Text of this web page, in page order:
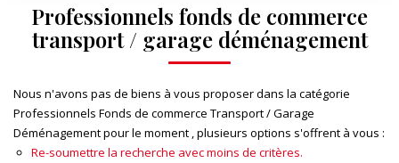
SYNDIC
GESTION
NOS AGENCES
Sélectionnez...
Type de bien
Surface min
Créer une alerte
Professionnels fonds de commerce
transport / garage déménagement
Nous n'avons pas de biens à vous proposer dans la catégorie
Professionnels Fonds de commerce Transport / Garage
Déménagement pour le moment , plusieurs options s'offrent à vous :
Re-soumettre la recherche avec moins de critères.